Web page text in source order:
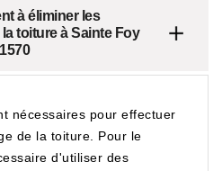
à éliminer les
toiture à Sainte Foy
nécessaires pour effectuer
de la toiture. Pour le
d'utiliser des